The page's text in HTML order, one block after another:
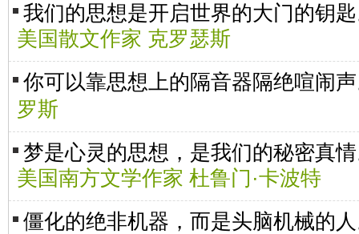
我们的思想是开启世界的大门的钥
美国散文作家 克罗瑟斯
你可以靠思想上的隔音器隔绝喧闹
罗斯
梦是心灵的思想，是我们的秘密真
美国南方文学作家 杜鲁门·卡波特
僵化的绝非机器，而是头脑机械的